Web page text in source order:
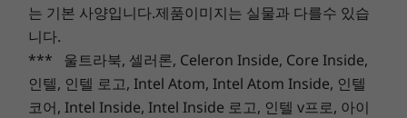
색상
아크틱 그레이
어비스 블루
프로스트 블루
는 기본 사양입니다.제품이미지는 실물과 다를수 있습
니다.
*** 울트라북, 셀러론, Celeron Inside, Core Inside,
인텔, 인텔 로고, Intel Atom, Intel Atom Inside, 인텔
코어, Intel Inside, Intel Inside 로고, 인텔 v프로, 아이